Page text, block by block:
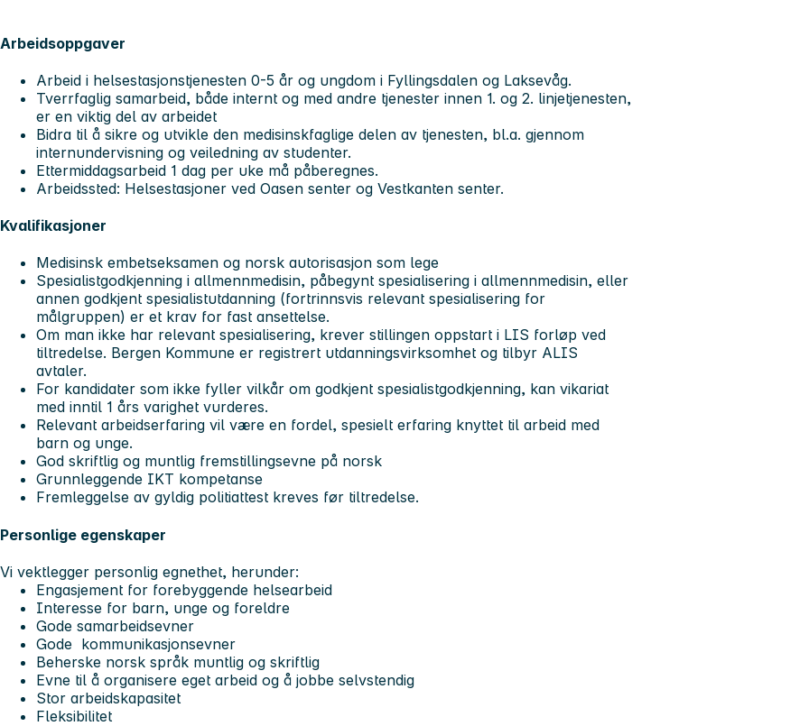
Arbeidsoppgaver
Arbeid i helsestasjonstjenesten 0-5 år og ungdom i Fyllingsdalen og Laksevåg.
Tverrfaglig samarbeid, både internt og med andre tjenester innen 1. og 2. linjetjenesten,
er en viktig del av arbeidet
Bidra til å sikre og utvikle den medisinskfaglige delen av tjenesten, bl.a. gjennom
internundervisning og veiledning av studenter.
Ettermiddagsarbeid 1 dag per uke må påberegnes.
Arbeidssted: Helsestasjoner ved Oasen senter og Vestkanten senter.
Kvalifikasjoner
Medisinsk embetseksamen og norsk autorisasjon som lege
Spesialistgodkjenning i allmennmedisin, påbegynt spesialisering i allmennmedisin, eller
annen godkjent spesialistutdanning (fortrinnsvis relevant spesialisering for
målgruppen) er et krav for fast ansettelse.
Om man ikke har relevant spesialisering, krever stillingen oppstart i LIS forløp ved
tiltredelse. Bergen Kommune er registrert utdanningsvirksomhet og tilbyr ALIS
avtaler.
For kandidater som ikke fyller vilkår om godkjent spesialistgodkjenning, kan vikariat
med inntil 1 års varighet vurderes.
Relevant arbeidserfaring vil være en fordel, spesielt erfaring knyttet til arbeid med
barn og unge.
God skriftlig og muntlig fremstillingsevne på norsk
Grunnleggende IKT kompetanse
Fremleggelse av gyldig politiattest kreves før tiltredelse.
Personlige egenskaper
Vi vektlegger personlig egnethet, herunder:
Engasjement for forebyggende helsearbeid
Interesse for barn, unge og foreldre
Gode samarbeidsevner
Gode kommunikasjonsevner
Beherske norsk språk muntlig og skriftlig
Evne til å organisere eget arbeid og å jobbe selvstendig
Stor arbeidskapasitet
Fleksibilitet